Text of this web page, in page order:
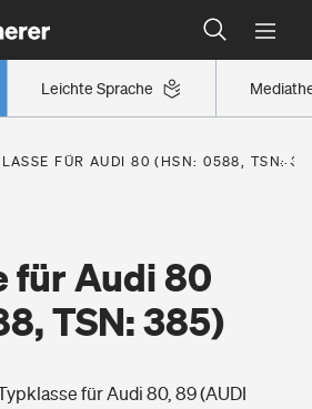
Leichte Sprache
Versicherer finden
Ihre Region eingestuft
Versicherer finden
FÜR AUDI 80 (HSN: 0588, TSN:
für Audi 80
TSN: 385)
für Audi 80, 89 (AUDI